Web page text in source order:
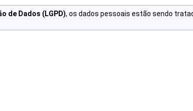
de Dados (LGPD), os dados pessoais estão sendo